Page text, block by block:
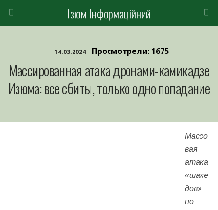
Ізюм Інформаційний
14.03.2024 Просмотрели: 1675
Массированная атака дронами-камикадзе
Изюма: все сбиты, только одно попадание
Массо
вая
атака
«шахе
дов»
по